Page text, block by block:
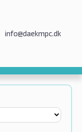
info@daekmpc.dk